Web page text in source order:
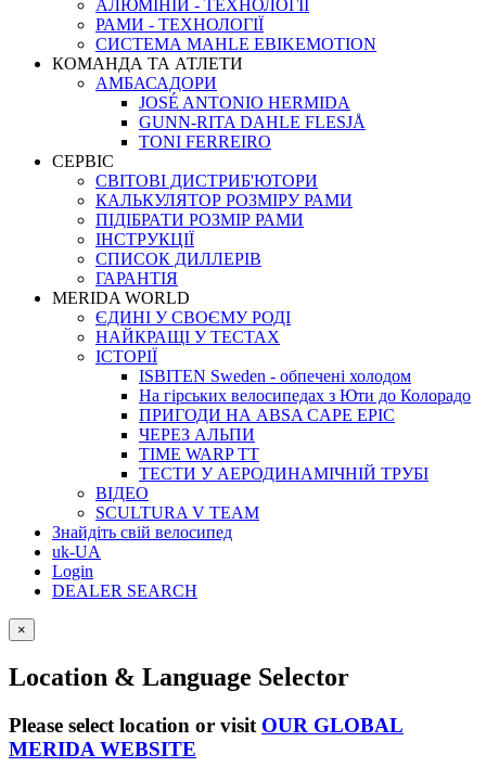
АЛЮМІНІЙ - ТЕХНОЛОГІЇ
РАМИ - ТЕХНОЛОГІЇ
СИСТЕМА MAHLE EBIKEMOTION
КОМАНДА ТА АТЛЕТИ
АМБАСАДОРИ
JOSÉ ANTONIO HERMIDA
GUNN-RITA DAHLE FLESJÅ
TONI FERREIRO
СЕРВІС
СВІТОВІ ДИСТРИБ'ЮТОРИ
КАЛЬКУЛЯТОР РОЗМIРУ РАМИ
ПІДІБРАТИ РОЗМІР РАМИ
IНСТРУКЦIЇ
СПИСОК ДИЛЛЕРІВ
ГАРАНТIЯ
MERIDA WORLD
ЄДИНI У СВОЄМУ РОДI
НАЙКРАЩІ У ТЕСТАХ
ІСТОРІЇ
ISBITEN Sweden - обпечені холодом
На гірських велосипедах з Юти до Колорадо
ПРИГОДИ НА ABSA CAPE EPIC
ЧЕРЕЗ АЛЬПИ
TIME WARP TT
ТЕСТИ У АЕРОДИНАМІЧНІЙ ТРУБІ
ВІДЕО
SCULTURA V TEAM
Знайдіть свій велосипед
uk-UA
Login
DEALER SEARCH
×
Location & Language Selector
Please select location or visit OUR GLOBAL
MERIDA WEBSITE